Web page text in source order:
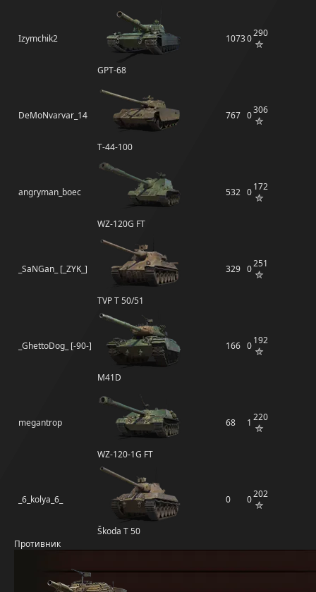
Izymchik2
GPT-68
10730290
DeMoNvarvar_14
Т-44-100
767 0306
angryman_boec
WZ-120G FT
532 0172
_SaNGan_ [_ZYK_]
TVP T 50/51
329 0251
_GhettoDog_ [-90-]
M41D
166 0192
megantrop
WZ-120-1G FT
68 1 220
_6_kolya_6_
Škoda T 50
0 0202
Противник